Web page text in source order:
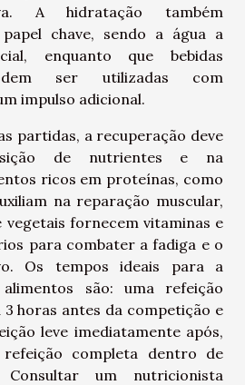
A hidratação também
chave, sendo a água a
enquanto que bebidas
ser utilizadas com
impulso adicional.
partidas, a recuperação deve
de nutrientes e na
ricos em proteínas, como
na reparação muscular,
fornecem vitaminas e
para combater a fadiga e o
Os tempos ideais para a
são: uma refeição
3 horas antes da competição e
leve imediatamente após,
completa dentro de
Consultar um nutricionista